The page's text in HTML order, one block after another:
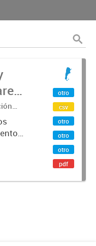
otro
csv
otro
otro
otro
pdf